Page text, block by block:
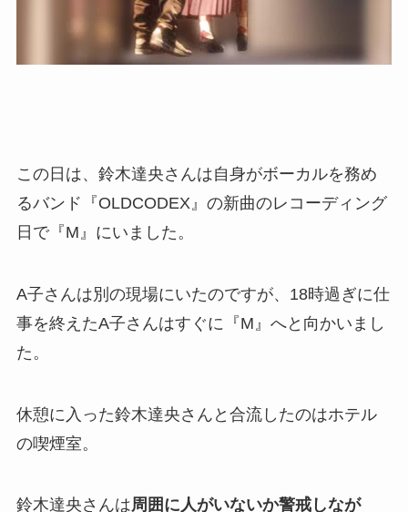
この日は、鈴木達央さんは自身がボーカルを務め
るバンド『OLDCODEX』の新曲のレコーディング
日で『M』にいました。
A子さんは別の現場にいたのですが、18時過ぎに仕
事を終えたA子さんはすぐに『M』へと向かいまし
た。
休憩に入った鈴木達央さんと合流したのはホテル
の喫煙室。
鈴木達央さんは周囲に人がいないか警戒しなが